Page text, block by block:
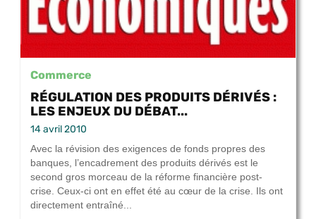
Commerce
RÉGULATION DES PRODUITS DÉRIVÉS :
LES ENJEUX DU DÉBAT...
14 avril 2010
Avec la révision des exigences de fonds propres des
banques, l’encadrement des produits dérivés est le
second gros morceau de la réforme financière post-
crise. Ceux-ci ont en effet été au cœur de la crise. Ils ont
directement entraîné...